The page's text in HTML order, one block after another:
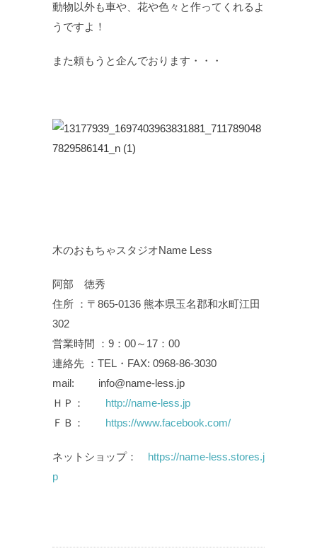
動物以外も車や、花や色々と作ってくれるよ
うですよ！
また頼もうと企んでおります・・・
木のおもちゃスタジオName Less
阿部 徳秀
住所 ：〒865-0136 熊本県玉名郡和水町江田
302
営業時間 ：9：00～17：00
連絡先 ：TEL・FAX: 0968-86-3030
mail: info@name-less.jp
ＨＰ： http://name-less.jp
ＦＢ： https://www.facebook.com/
ネットショップ： https://name-less.stores.j
p